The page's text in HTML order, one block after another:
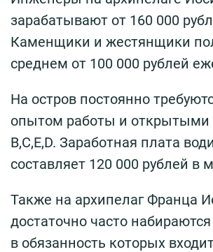
зарабатывают от 160 000
Каменщики и жестянщики
среднем от 100 000 рублей
На остров постоянно
опытом работы и открытыми
B,C,E,D. Заработная плата
составляет 120 000 рублей в
Также на архипелаг Франца
достаточно часто
в обязанность которых